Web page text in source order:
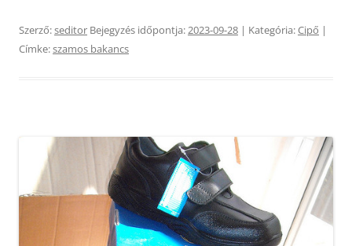
Szerző:seditor Bejegyzés időpontja:2023-09-28 | Kategória:Cipő |
Címke:szamos bakancs